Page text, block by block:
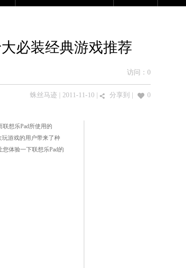
必装经典游戏推荐
访问： 0
蛛丝马迹 | 2011-11-10 | 分享到 0
想乐Pad所使用的
游戏的用户带来了种
体验一下联想乐Pad的